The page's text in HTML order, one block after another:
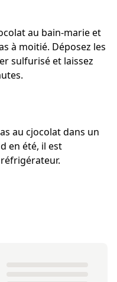
au bain-marie et
à moitié. Déposez les
sulfurisé et laissez
au cjocolat dans un
en été, il est